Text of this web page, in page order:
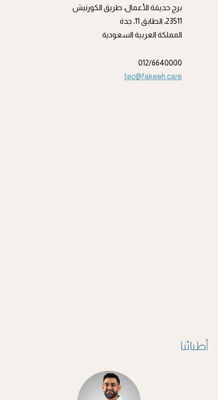
برج حديقة الأعمال، طريق الكورنيش
23511، الطابق 11، جدة
المملكة العربية السعودية
012/6640000
tec@fakeeh.care
أطبائنا